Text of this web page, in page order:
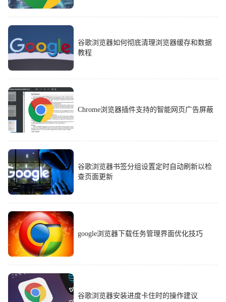
谷歌浏览器如何彻底清理浏览器缓存和数据
教程
Chrome浏览器插件支持的智能网页广告屏蔽
谷歌浏览器书签分组设置定时自动刷新以检
查页面更新
google浏览器下载任务管理界面优化技巧
谷歌浏览器安装进度卡住时的操作建议